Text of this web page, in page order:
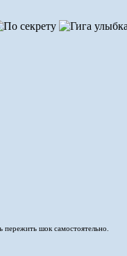
пережить шок самостоятельно.